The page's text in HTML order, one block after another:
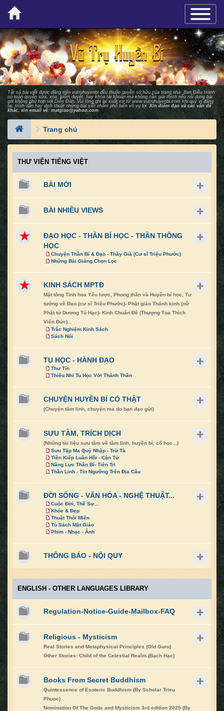
×
Tất cả bài viết được đăng trên vutruhuyenbi đều thuộc quyền sở hữu của trang nhà. Ban Ðiều Hành
có toàn quyền sửa, xóa, kiểm duyệt, hay khóa tài khoản mà không cần giải thích nếu nội dung bài
gởi không phù hợp với Diễn Ðàn. Vui lòng ghi lại xuất xứ từwww.vutruhuyenbi.comkhi quý vị đăng
lại, trích dẫn hay dịch thuật những bài viết nhằm phổ biến vô vụ lợi. Xin điểm đạo và các vấn đề
khác, xin email về: matgiao@yahoo.com
Trang chủ
THƯ VIỆN TIẾNG VIỆT
BÀI MỚI
BÀI NHIỀU VIEWS
ĐẠO HỌC - THẦN BÍ HỌC - THẦN THÔNG
HỌC
Chuyện Thần Bí & Đạo - Thầy Già (Cư sĩ Triệu Phước)
Những Bài Giảng Chọn Lọc
KINH SÁCH MPTĐ
Mật tông Tinh hoa Yếu lược, Phong thần và Huyền bí học, Tư
tưởng về Đạo (cư sĩ Triệu Phước)- Phật giáo Thánh kinh (nữ
Phật tử Dương Tú Hạc)- Kinh Chuẩn Đề (Thượng Tọa Thích
Viên Đức)...
Trắc Nghiệm Kinh Sách
Sách Nói
TU HỌC - HÀNH ĐẠO
Thư Tín
Thiếu Nhi Tu Học Với Thánh Thần
CHUYỆN HUYỀN BÍ CÓ THẬT
(Chuyện tâm linh, chuyện ma do bạn đạo gửi)
SƯU TẦM, TRÍCH DỊCH
(Những tài liệu sưu tầm về tâm linh, huyền bí, cổ học...)
Sưu Tập Ma Quỷ Nhập - Trừ Tà
Tiền Kiếp Luân Hồi - Cận Tử
Năng Lực Thần Bí- Tiên Tri
Thần Linh - Tín Ngưỡng Trên Địa Cầu
ĐỜI SỐNG - VĂN HÓA - NGHỆ THUẬT...
Cuộc Đời, Thế Sự...
Khỏe & Đẹp
Thuật Thôi Miên
Tủ Sách Mật Giáo
Phim - Nhạc - Ảnh
THÔNG BÁO - NỘI QUY
ENGLISH - OTHER LANGUAGES LIBRARY
Regulation-Notice-Guide-Mailbox-FAQ
Religious - Mysticism
Real Stories and Metaphysical Principles (Old Guru)
Other Stories: Child of the Celestial Realm (Bạch Hạc)
Books From Secret Buddhism
Quintessence of Esoteric Buddhism (By Scholar Trieu
Phuoc)
Nomination Of The Gods and Mysticism 3rd edition 2025 (By